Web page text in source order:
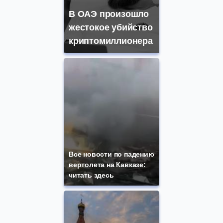
В ОАЭ произошло
жестокое убийство
криптомиллионера
Все новости по падению
вертолета на Кавказе:
читать здесь